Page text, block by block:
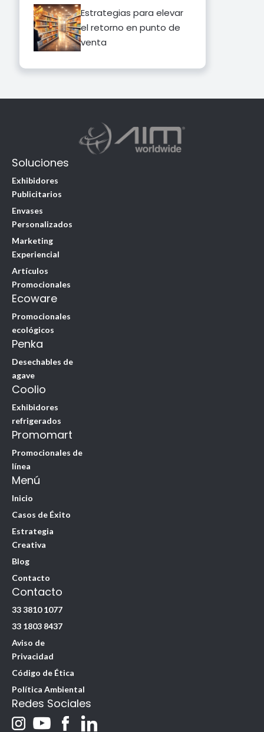
Estrategias para elevar
el retorno en punto de
venta
Soluciones
Exhibidores
Publicitarios
Envases
Personalizados
Marketing
Experiencial
Artículos
Promocionales
Ecoware
Promocionales
ecológicos
Penka
Desechables de
agave
Coolio
Exhibidores
refrigerados
Promomart
Promocionales de
línea
Menú
Inicio
Casos de Éxito
Estrategia
Creativa
Blog
Contacto
Contacto
33 3810 1077
33 1803 8437
Aviso de
Privacidad
Código de Ética
Política Ambiental
Redes Sociales